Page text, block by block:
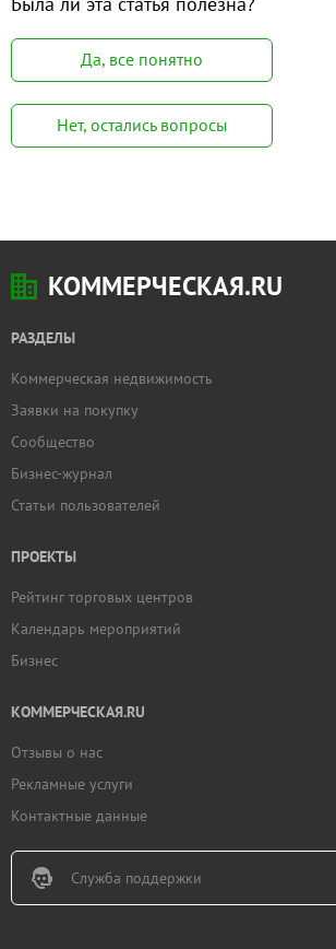
Да, все понятно
Нет, остались вопросы
КОММЕРЧЕСКАЯ.RU
РАЗДЕЛЫ
Коммерческая недвижимость
Заявки на покупку
Сообщество
Бизнес-журнал
Статьи пользователей
ПРОЕКТЫ
Рейтинг торговых центров
Календарь мероприятий
Бизнес
КОММЕРЧЕСКАЯ.RU
Отзывы о нас
Рекламные услуги
Контактные данные
Служба поддержки